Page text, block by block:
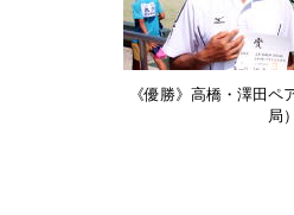
《優勝》高橋・澤田ペ
局）